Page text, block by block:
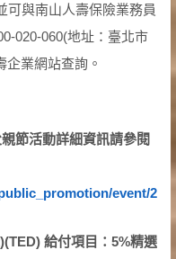
可與南山人壽保險業務員
020-060(地址：臺北市
業網站查詢。
節活動詳細資訊請參閱
event/
給付項目：5%精選